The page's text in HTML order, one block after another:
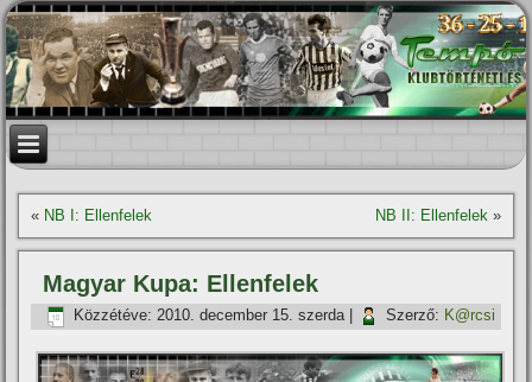
« NB I: Ellenfelek NB II: Ellenfelek»
Magyar Kupa: Ellenfelek
Közzétéve: 2010. december 15. szerda| Szerző: K@rcsi